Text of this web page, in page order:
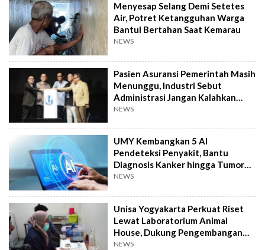
Menyesap Selang Demi Setetes
Air, Potret Ketangguhan Warga
Bantul Bertahan Saat Kemarau
NEWS
Pasien Asuransi Pemerintah Masih
Menunggu, Industri Sebut
Administrasi Jangan Kalahkan
Kemanusiaan
NEWS
UMY Kembangkan 5 AI
Pendeteksi Penyakit, Bantu
Diagnosis Kanker hingga Tumor
Otak Lebih Cepat
NEWS
Unisa Yogyakarta Perkuat Riset
Lewat Laboratorium Animal
House, Dukung Pengembangan
Kandidat Obat
NEWS